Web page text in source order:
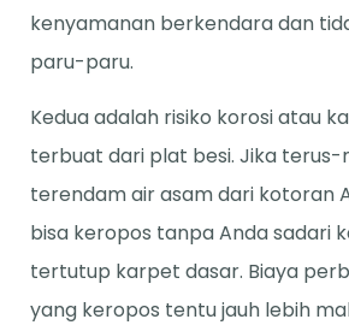
kenyamanan berkendara dan
paru-paru.
Kedua adalah risiko korosi atau
terbuat dari plat besi. Jika terus-
terendam air asam dari kotoran
bisa keropos tanpa Anda sadari
tertutup karpet dasar. Biaya
yang keropos tentu jauh lebih